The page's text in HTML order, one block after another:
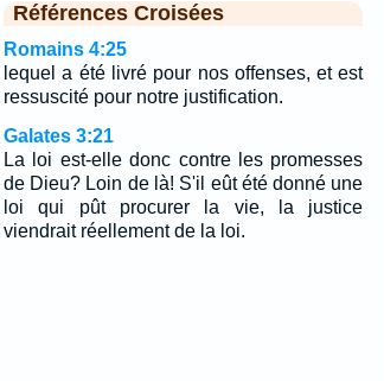
Références Croisées
Romains 4:25
lequel a été livré pour nos offenses, et est
ressuscité pour notre justification.
Galates 3:21
La loi est-elle donc contre les promesses
de Dieu? Loin de là! S'il eût été donné une
loi qui pût procurer la vie, la justice
viendrait réellement de la loi.